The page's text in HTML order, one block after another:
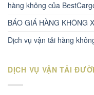
hàng không của
BÁO GIÁ HÀNG KHÔNG
Dịch vụ vận tải hàng
DỊCH VỤ VẬN TẢI